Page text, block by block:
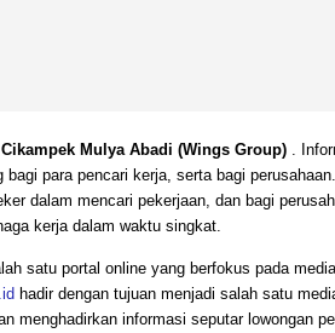
Mulya Abadi (Wings Group) .
bagi para pencari kerja, serta bagi
dalam mencari pekerjaan, dan bagi
kerja dalam waktu singkat.
satu portal online yang berfokus pada
hadir dengan tujuan menjadi salah satu
menghadirkan informasi seputar lowongan